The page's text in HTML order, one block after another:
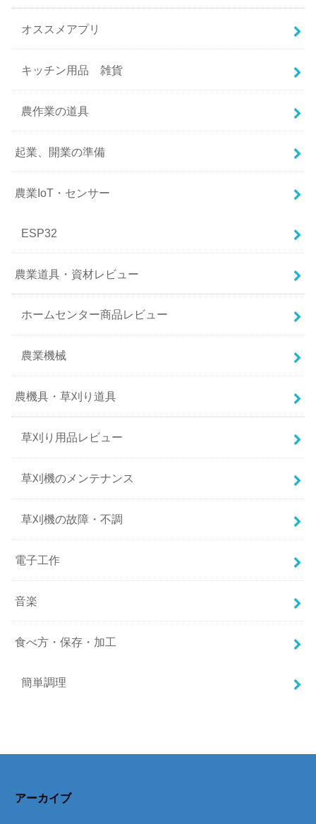
オススメアプリ
キッチン用品 雑貨
農作業の道具
起業、開業の準備
農業IoT・センサー
ESP32
農業道具・資材レビュー
ホームセンター商品レビュー
農業機械
農機具・草刈り道具
草刈り用品レビュー
草刈機のメンテナンス
草刈機の故障・不調
電子工作
音楽
食べ方・保存・加工
簡単調理
アーカイブ